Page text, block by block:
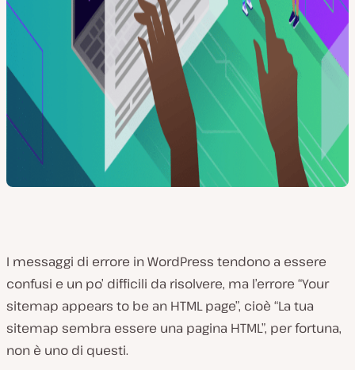
I messaggi di errore in WordPress tendono a essere
confusi e un po’ difficili da risolvere, ma l’errore “Your
sitemap appears to be an HTML page”, cioè “La tua
sitemap sembra essere una pagina HTML”, per fortuna,
non è uno di questi.